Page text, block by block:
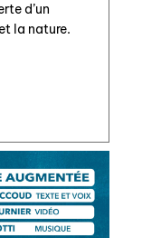
d’un
la nature.